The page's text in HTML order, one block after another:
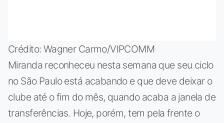
Crédito: Wagner Carmo/VIPCOMM
Miranda reconheceu nesta semana que seu ciclo
no São Paulo está acabando e que deve deixar o
clube até o fim do mês, quando acaba a janela de
transferências. Hoje, porém, tem pela frente o